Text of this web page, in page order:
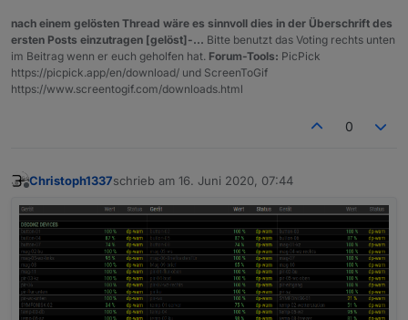
nach einem gelösten Thread wäre es sinnvoll dies in der Überschrift des
ersten Posts einzutragen [gelöst]-... Bitte benutzt das Voting rechts unten
im Beitrag wenn er euch geholfen hat. Forum-Tools: PicPick
https://picpick.app/en/download/ und ScreenToGif
https://www.screentogif.com/downloads.html
0
Christoph1337schrieb am 16. Juni 2020, 07:44
zuletzt editiert von